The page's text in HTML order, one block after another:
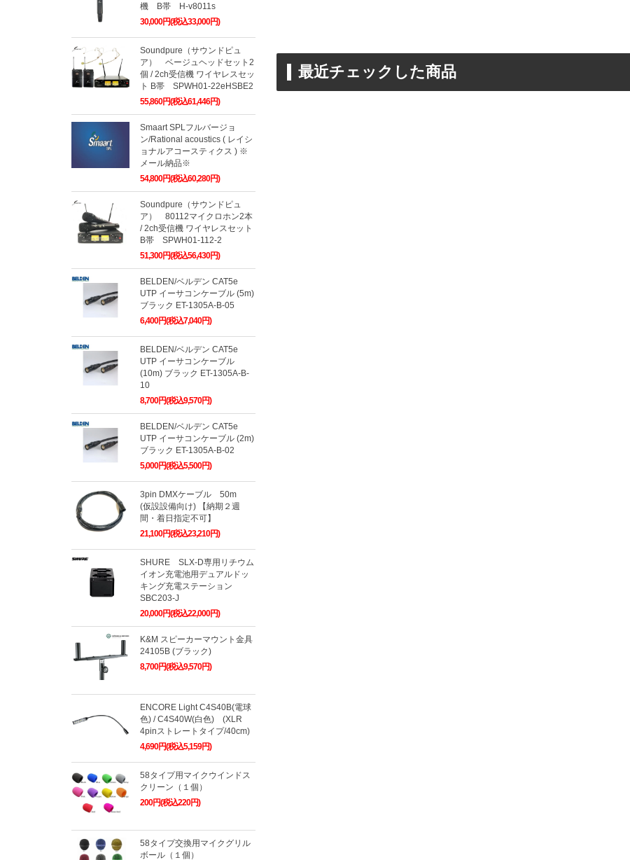
最近チェックした商品
機 B帯 H-v8011s
30,000円(税込33,000円)
Soundpure（サウンドピュ
ア） ベージュヘッドセット2
個 / 2ch受信機 ワイヤレスセッ
ト B帯 SPWH01-22eHSBE2
55,860円(税込61,446円)
Smaart SPLフルバージョ
ン/Rational acoustics ( レイシ
ョナルアコースティクス ) ※
メール納品※
54,800円(税込60,280円)
Soundpure（サウンドピュ
ア） 80112マイクロホン2本
/ 2ch受信機 ワイヤレスセット
B帯 SPWH01-112-2
51,300円(税込56,430円)
BELDEN/ベルデン CAT5e
UTP イーサコンケーブル (5m)
ブラック ET-1305A-B-05
6,400円(税込7,040円)
BELDEN/ベルデン CAT5e
UTP イーサコンケーブル
(10m) ブラック ET-1305A-B-
10
8,700円(税込9,570円)
BELDEN/ベルデン CAT5e
UTP イーサコンケーブル (2m)
ブラック ET-1305A-B-02
5,000円(税込5,500円)
3pin DMXケーブル 50m
(仮設設備向け) 【納期２週
間・着日指定不可】
21,100円(税込23,210円)
SHURE SLX-D専用リチウム
イオン充電池用デュアルドッ
キング充電ステーション
SBC203-J
20,000円(税込22,000円)
K&M スピーカーマウント金具
24105B (ブラック)
8,700円(税込9,570円)
ENCORE Light C4S40B(電球
色) / C4S40W(白色) (XLR
4pinストレートタイプ/40cm)
4,690円(税込5,159円)
58タイプ用マイクウインドス
クリーン（１個）
200円(税込220円)
58タイプ交換用マイクグリル
ボール（１個）